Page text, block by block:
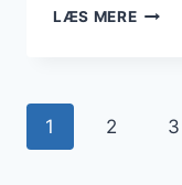
LÆS MERE
Side
1 2 3